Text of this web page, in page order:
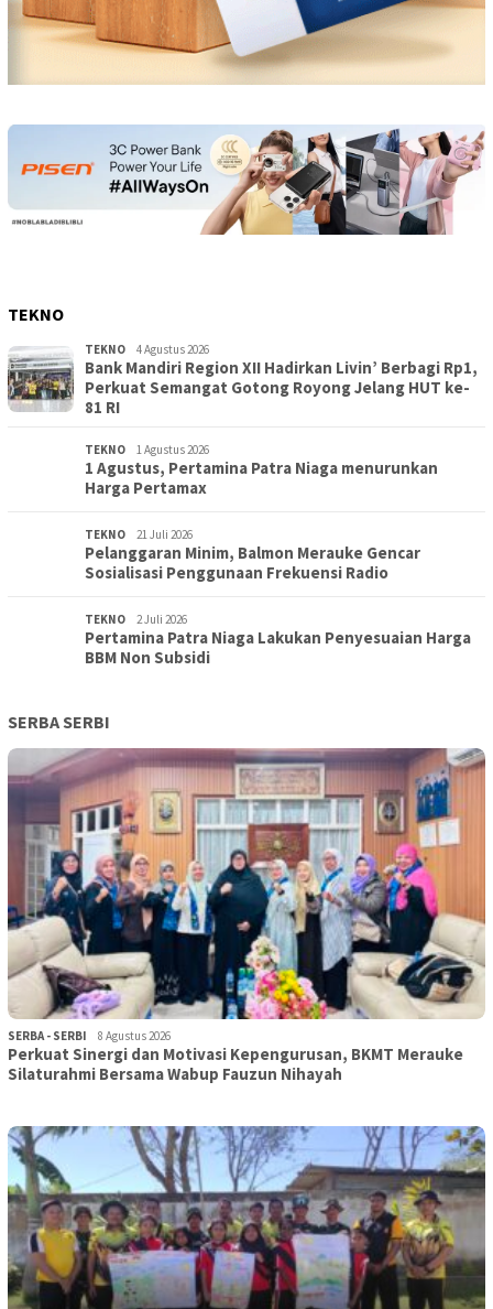
TEKNO
TEKNO 4 Agustus 2026
Bank Mandiri Region XII Hadirkan Livin’ Berbagi Rp1,
Perkuat Semangat Gotong Royong Jelang HUT ke-
81 RI
TEKNO 1 Agustus 2026
1 Agustus, Pertamina Patra Niaga menurunkan
Harga Pertamax
TEKNO 21 Juli 2026
Pelanggaran Minim, Balmon Merauke Gencar
Sosialisasi Penggunaan Frekuensi Radio
TEKNO 2 Juli 2026
Pertamina Patra Niaga Lakukan Penyesuaian Harga
BBM Non Subsidi
SERBA SERBI
SERBA - SERBI 8 Agustus 2026
Perkuat Sinergi dan Motivasi Kepengurusan, BKMT Merauke
Silaturahmi Bersama Wabup Fauzun Nihayah